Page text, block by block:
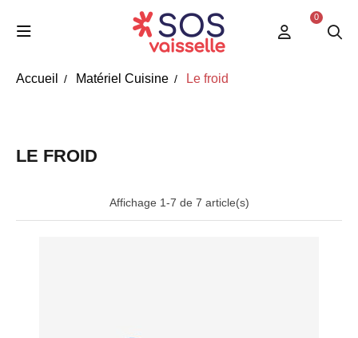
0
Accueil Matériel Cuisine Le froid
LE FROID
Affichage 1-7 de 7 article(s)